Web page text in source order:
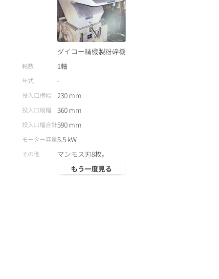
ダイコー精機製粉砕機
軸数 1軸
年式 -
投入口横幅 230mm
投入口縦幅 360mm
投入口幅合計590mm
モーター容量5.5kW
その他
マンモス刃8枚。
もう一度見る